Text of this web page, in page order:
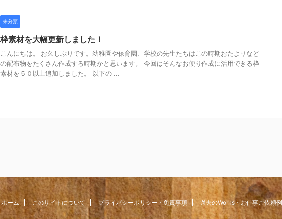
未分類
枠素材を大幅更新しました！
こんにちは。 お久しぶりです。幼稚園や保育園、学校の先生たちはこの時期おたよりなど
の配布物をたくさん作成する時期かと思います。 今回はそんなお便り作成に活用できる枠
素材を５０以上追加しました。 以下の ...
ホーム このサイトについて プライバシーポリシー・免責事項 過去のWorks・お仕事ご依頼例